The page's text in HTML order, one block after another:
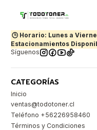
🕒 Horario: Lunes a
Estacionamientos
Síguenos
CATEGORÍAS
Inicio
ventas@todotoner.cl
Teléfono +56226958460
Términos y Condiciones